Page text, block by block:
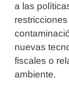
a las
nuevas
fiscales o
ambiente.